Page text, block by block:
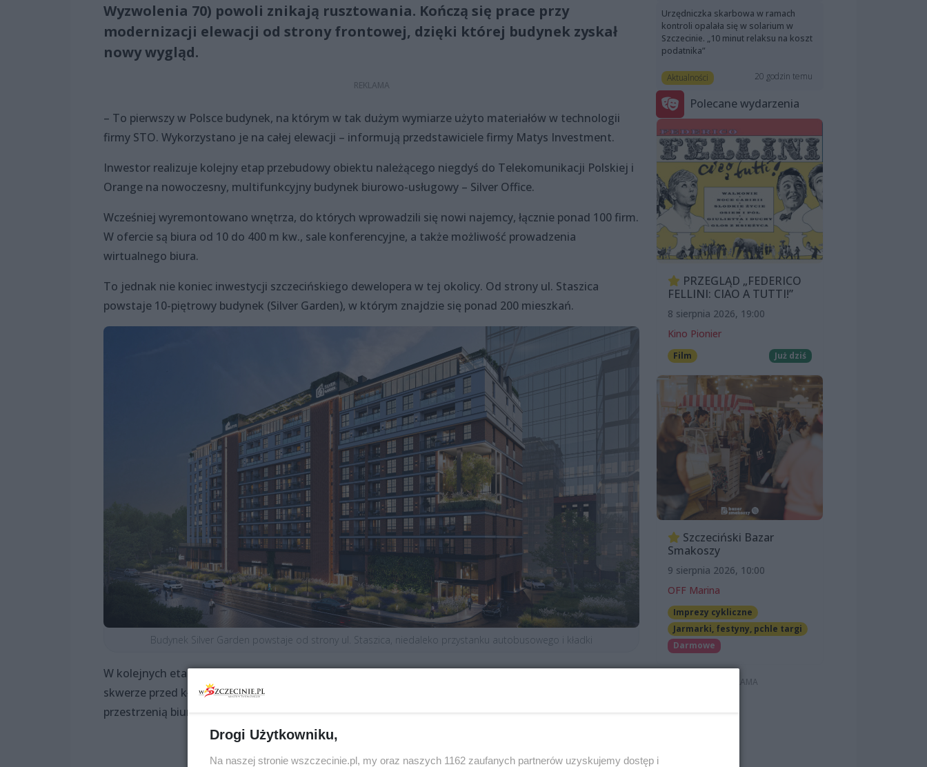
Wyzwolenia 70) powoli znikają rusztowania. Kończą się prace przy
modernizacji elewacji od strony frontowej, dzięki której budynek zyskał
nowy wygląd.
– To pierwszy w Polsce budynek, na którym w tak dużym wymiarze użyto materiałów w technologii
firmy STO. Wykorzystano je na całej elewacji – informują przedstawiciele firmy Matys Investment.
Inwestor realizuje kolejny etap przebudowy obiektu należącego niegdyś do Telekomunikacji Polskiej i
Orange na nowoczesny, multifunkcyjny budynek biurowo-usługowy – Silver Office.
Wcześniej wyremontowano wnętrza, do których wprowadzili się nowi najemcy, łącznie ponad 100 firm.
W ofercie są biura od 10 do 400 m kw., sale konferencyjne, a także możliwość prowadzenia
wirtualnego biura.
To jednak nie koniec inwestycji szczecińskiego dewelopera w tej okolicy. Od strony ul. Staszica
powstaje 10-piętrowy budynek (Silver Garden), w którym znajdzie się ponad 200 mieszkań.
Budynek Silver Garden powstaje od strony ul. Staszica, niedaleko przystanku autobusowego i kładki
W kolejnych etapach, planowane są dwa budynki wielofunkcyjne: od strony al. Wyzwolenia i przy
skwerze przed kładką dla pieszych. Zwieńczeniem całego projektu ma być budowa drapacza chmur z
przestrzenią biurową i hotelową.
Urzędniczka skarbowa w ramach
kontroli opalała się w solarium w
Szczecinie. „10 minut relaksu na koszt
podatnika”
Aktualności 20 godzin temu
Polecane wydarzenia
PRZEGLĄD „FEDERICO
FELLINI: CIAO A TUTTI!”
8 sierpnia 2026, 19:00
Kino Pionier
Film Już dziś
Szczeciński Bazar
Smakoszy
9 sierpnia 2026, 10:00
OFF Marina
Imprezy cykliczne
Jarmarki, festyny, pchle targi
Darmowe
Drogi Użytkowniku,
Na naszej stronie wszczecinie.pl, my oraz naszych 1162 zaufanych partnerów uzyskujemy dostęp i